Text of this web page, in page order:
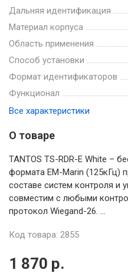
Дальняя идентификация
Материал корпуса
Область применения
Способ установки
Формат идентификаторов
Функционал
Все характеристики
О товаре
TANTOS TS-RDR-E White –
формата EM-Marin (125кГц)
составе систем контроля и
совместим с любыми
протокол Wiegand-26. ...
Код товара: 2855
1 870 р.